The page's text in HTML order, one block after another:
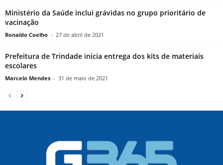
Ministério da Saúde inclui grávidas no grupo prioritário de
vacinação
Ronaldo Coelho - 27 de abril de 2021
Prefeitura de Trindade inicia entrega dos kits de materiais
escolares
Marcelo Mendes - 31 de maio de 2021